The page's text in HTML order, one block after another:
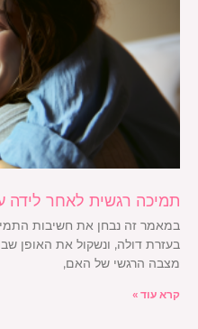
תמיכה רגשית לאחר לידה
במאמר זה נבחן את חשיבות
בעזרת דולה, ונשקול את האופן
מצבה הרגשי של האם,
קרא עוד »